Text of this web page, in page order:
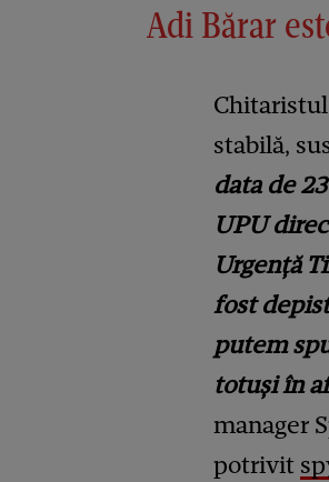
Adi Bărar
Chitaristul
stabilă,
data de
UPU
Urgență
fost
putem
totuși în
manager
potrivit